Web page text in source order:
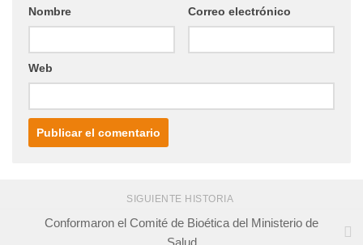
Nombre Correo electrónico
Web
SIGUIENTE HISTORIA
Conformaron el Comité de Bioética del Ministerio de
Salud